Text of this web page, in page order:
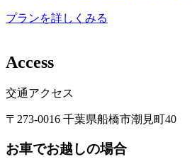
プランを詳しくみる
Access
交通アクセス
〒273-0016 千葉県船橋市潮見町40
お車でお越しの場合